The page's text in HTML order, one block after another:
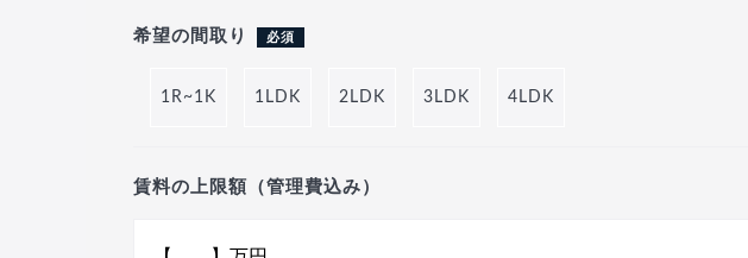
希望の間取り 必須
1R~1K 1LDK 2LDK 3LDK 4LDK
賃料の上限額（管理費込み）